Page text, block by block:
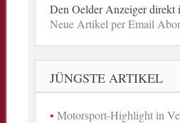
Den Oelder Anzeiger direkt
Neue Artikel per Email
JÜNGSTE ARTIKEL
Motorsport-Highlight in